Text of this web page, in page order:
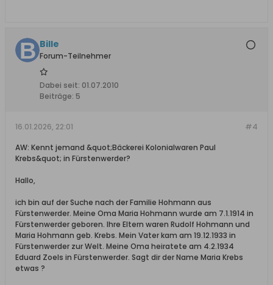
Bille
Forum-Teilnehmer
Dabei seit: 01.07.2010
Beiträge: 5
#4
16.01.2026, 22:01
AW: Kennt jemand &quot;Bäckerei Kolonialwaren Paul
Krebs&quot; in Fürstenwerder?
Hallo,
ich bin auf der Suche nach der Familie Hohmann aus
Fürstenwerder. Meine Oma Maria Hohmann wurde am 7.1.1914 in
Fürstenwerder geboren. Ihre Eltern waren Rudolf Hohmann und
Maria Hohmann geb. Krebs. Mein Vater kam am 19.12.1933 in
Fürstenwerder zur Welt. Meine Oma heiratete am 4.2.1934
Eduard Zoels in Fürstenwerder. Sagt dir der Name Maria Krebs
etwas ?